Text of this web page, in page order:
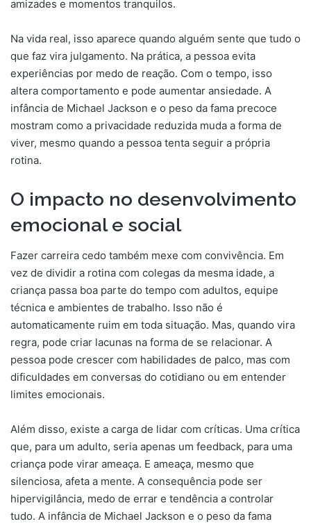
amizades e momentos tranquilos.
Na vida real, isso aparece quando alguém sente que tudo o
que faz vira julgamento. Na prática, a pessoa evita
experiências por medo de reação. Com o tempo, isso
altera comportamento e pode aumentar ansiedade. A
infância de Michael Jackson e o peso da fama precoce
mostram como a privacidade reduzida muda a forma de
viver, mesmo quando a pessoa tenta seguir a própria
rotina.
O impacto no desenvolvimento
emocional e social
Fazer carreira cedo também mexe com convivência. Em
vez de dividir a rotina com colegas da mesma idade, a
criança passa boa parte do tempo com adultos, equipe
técnica e ambientes de trabalho. Isso não é
automaticamente ruim em toda situação. Mas, quando vira
regra, pode criar lacunas na forma de se relacionar. A
pessoa pode crescer com habilidades de palco, mas com
dificuldades em conversas do cotidiano ou em entender
limites emocionais.
Além disso, existe a carga de lidar com críticas. Uma crítica
que, para um adulto, seria apenas um feedback, para uma
criança pode virar ameaça. E ameaça, mesmo que
silenciosa, afeta a mente. A consequência pode ser
hipervigilância, medo de errar e tendência a controlar
tudo. A infância de Michael Jackson e o peso da fama